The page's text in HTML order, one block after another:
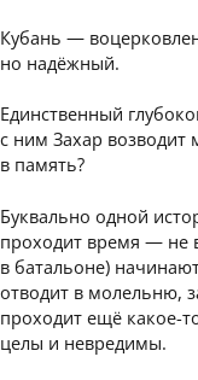
Кубань —
но надёжный.
Единственный
с ним Захар возводит
в память?
Буквально одной
проходит время — не
в батальоне)
отводит в молельню,
проходит ещё какое-
целы и невредимы.